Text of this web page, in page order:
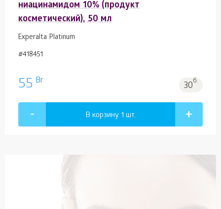
ниацинамидом 10% (продукт
косметический), 50 мл
Experalta Platinum
#418451
55 Br 30б.
В корзину 1 шт.